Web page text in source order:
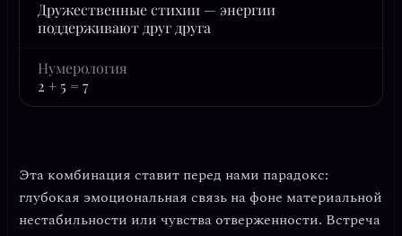
Дружественные стихии — энергии
поддерживают друг друга
Нумерология
2 + 5 = 7
Эта комбинация ставит перед нами парадокс:
глубокая эмоциональная связь на фоне материальной
нестабильности или чувства отверженности. Встреча